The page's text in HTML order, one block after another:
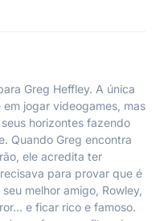
Greg Heffley. A única
jogar videogames, mas
horizontes fazendo
Quando Greg encontra
ele acredita ter
para provar que é
melhor amigo, Rowley,
e ficar rico e famoso.